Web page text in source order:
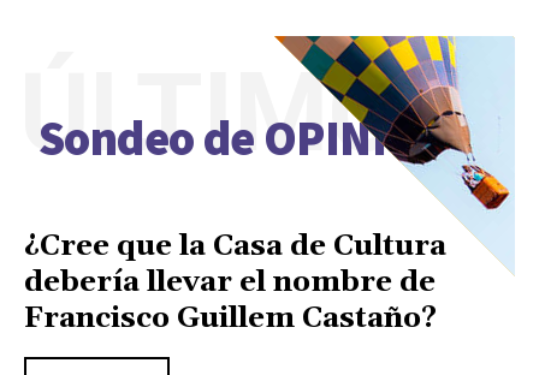
Sondeo de OPINIÓN
ÚLTIMO
¿Cree que la Casa de Cultura
debería llevar el nombre de
Francisco Guillem Castaño?